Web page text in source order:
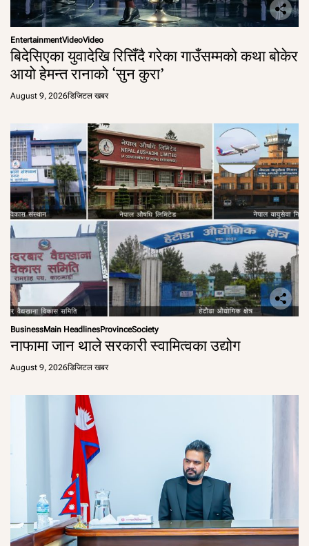
EntertainmentVideoVideo
बिदेसिएका युवादेखि रित्तिँदै गरेका गाउँसम्मको कथा बोकेर
आयो हेमन्त रानाको ‘सुन कुरा’
August 9, 2026डिजिटल खबर
BusinessMain HeadlinesProvinceSociety
नाफामा जान थाले सरकारी स्वामित्वका उद्योग
August 9, 2026डिजिटल खबर